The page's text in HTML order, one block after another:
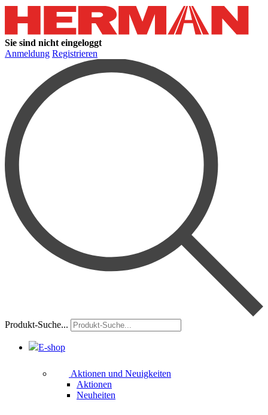
Sie sind nicht eingeloggt
Anmeldung Registrieren
Produkt-Suche...
E-shop
Aktionen und Neuigkeiten
Aktionen
Neuheiten